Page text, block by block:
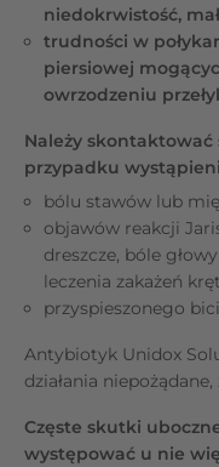
niedokrwistość,
trudności w
piersiowej
owrzodzeniu
Należy
przypadku
bólu stawów lub
objawów reakcji
dreszcze, bóle
leczenia zakażeń
przyspieszonego
Antybiotyk Unidox
działania
Częste skutki
występować u nie